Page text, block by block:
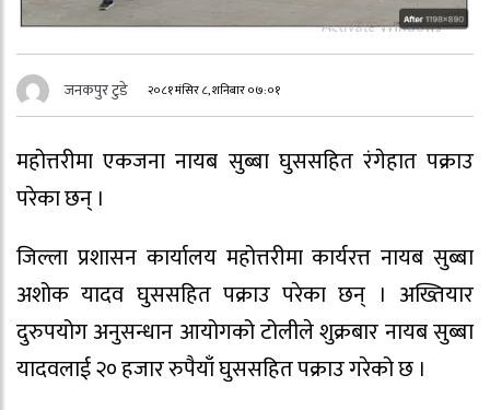
जनकपुर टुडे २०८१ मंसिर ८, शनिबार ०७:०१
महोत्तरीमा एकजना नायब सुब्बा घुससहित रंगेहात पक्राउ
परेका छन् ।
जिल्ला प्रशासन कार्यालय महोत्तरीमा कार्यरत्त नायब सुब्बा
अशोक यादव घुससहित पक्राउ परेका छन् । अख्तियार
दुरुपयोग अनुसन्धान आयोगको टोलीले शुक्रबार नायब सुब्बा
यादवलाई २० हजार रुपैयाँ घुससहित पक्राउ गरेको छ ।